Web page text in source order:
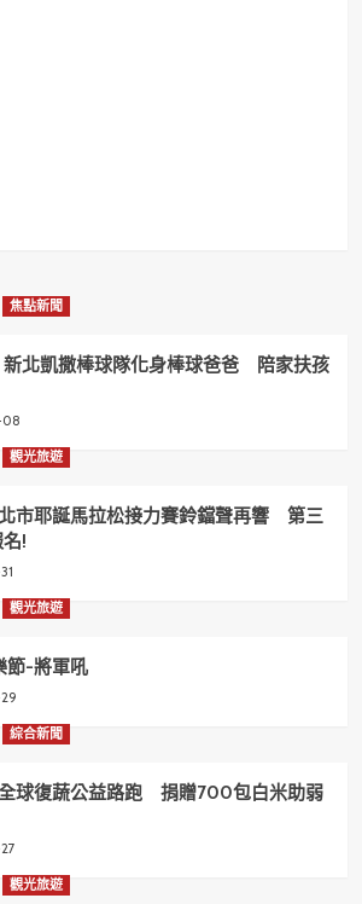
焦點新聞
新北凱撒棒球隊化身棒球爸爸 陪家扶孩
觀光旅遊
市耶誕馬拉松接力賽鈴鐺聲再響 第三
!
觀光旅遊
節-將軍吼
綜合新聞
全球復蔬公益路跑 捐贈700包白米助弱
觀光旅遊